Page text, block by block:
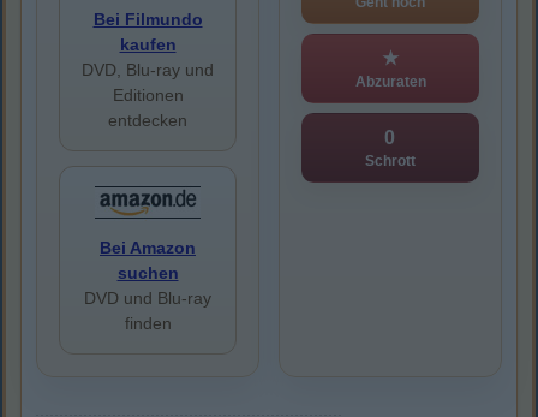
Bei Filmundo
kaufen
DVD, Blu-ray und
Editionen
entdecken
Bei Amazon
suchen
DVD und Blu-ray
finden
★
Abzuraten
0
Schrott